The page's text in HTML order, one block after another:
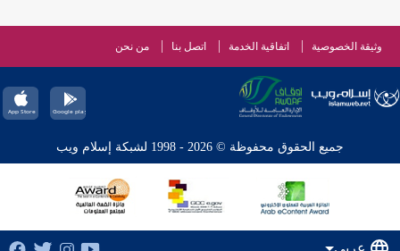
وثيقة الخصوصية اتفاقية الخدمة اتصل بنا من نحن
جميع الحقوق محفوظة © 2026 - 1998 لشبكة إسلام ويب